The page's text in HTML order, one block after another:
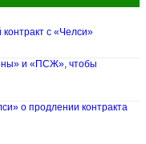
с «Челси»
и «ПСЖ», чтобы
о продлении контракта